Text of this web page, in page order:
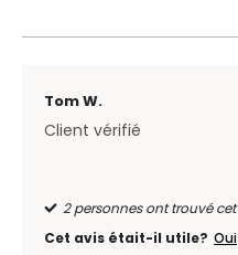
Tom W.
Client vérifié
2 personnes ont trouvé
Cet avis était-il utile? Oui